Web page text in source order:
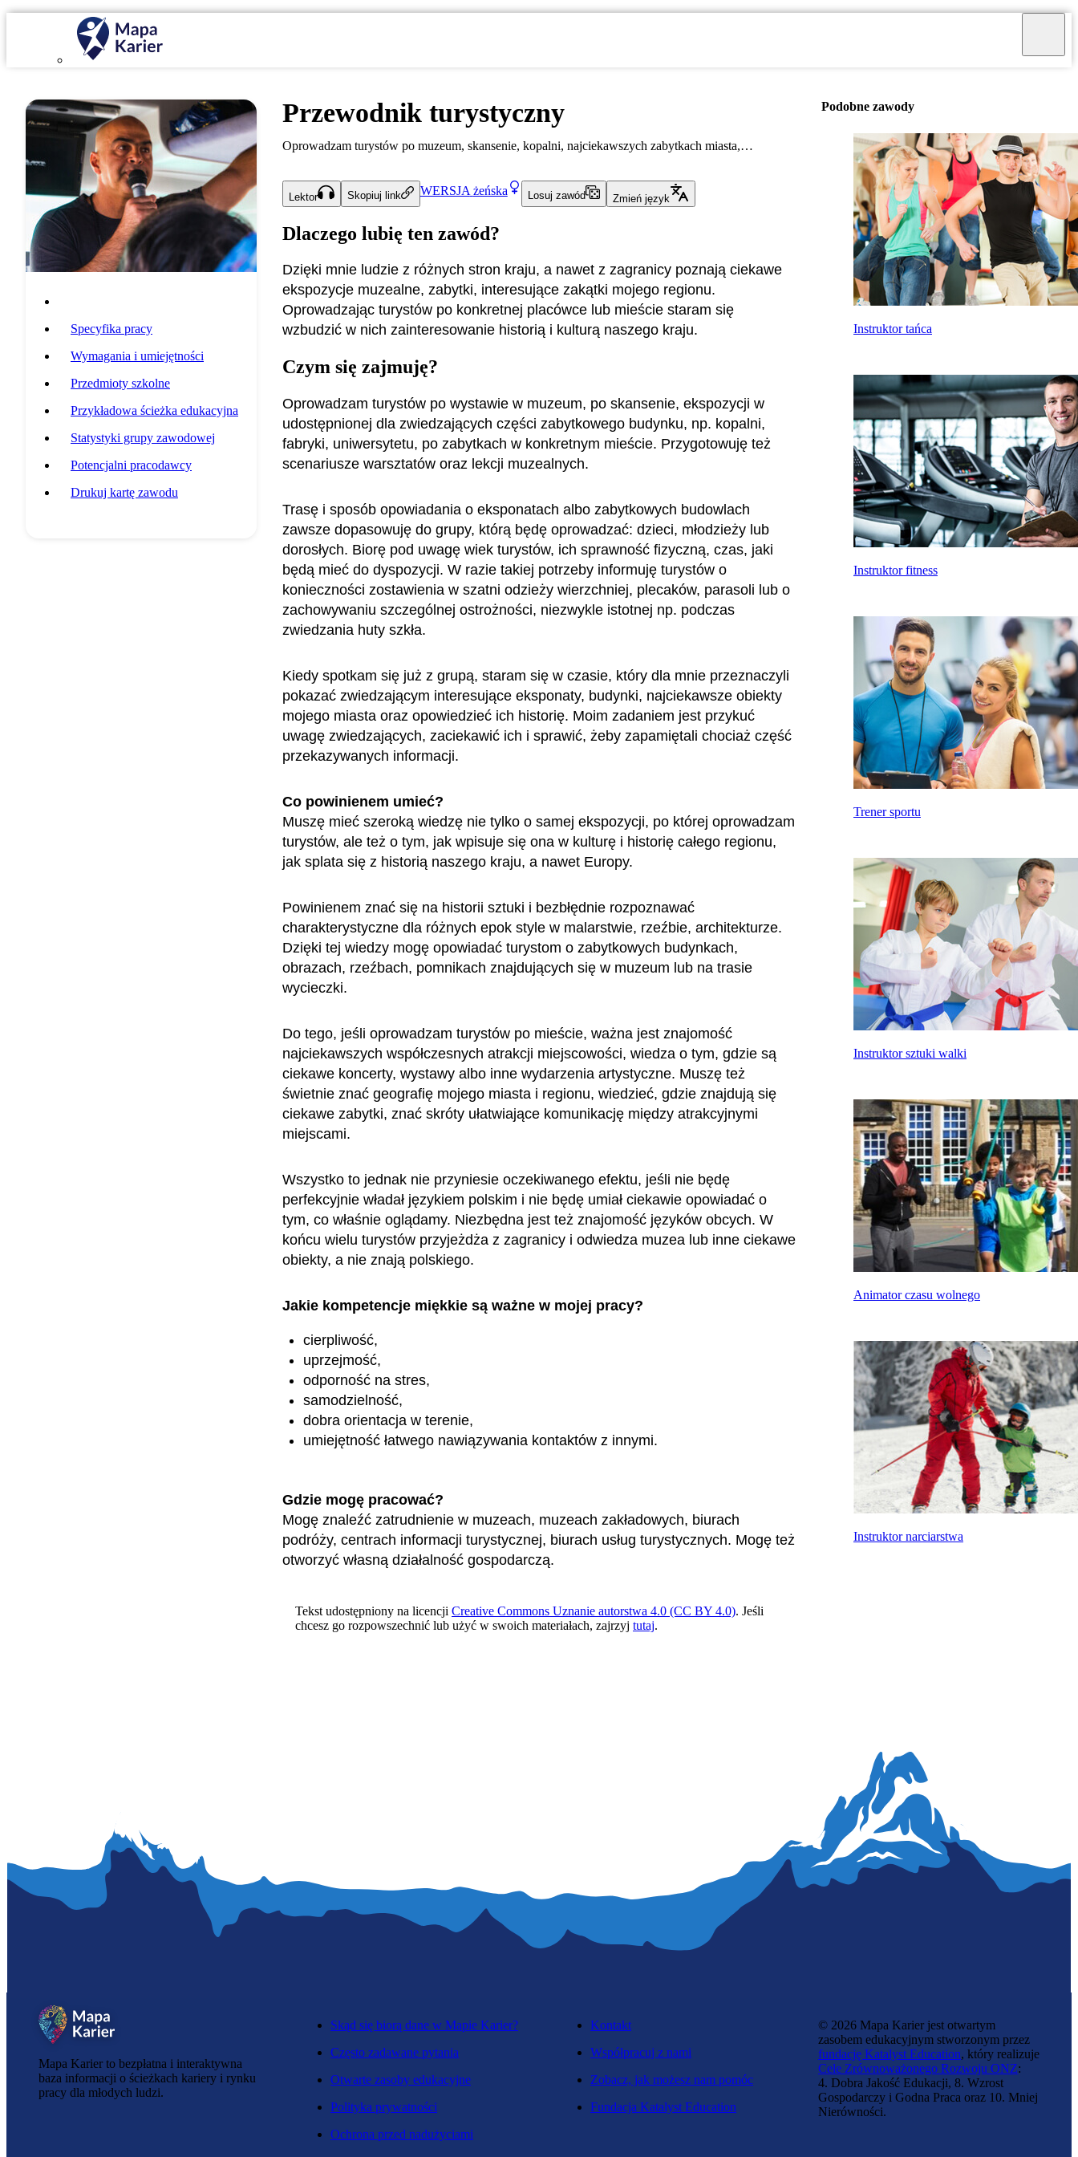
Specyfika pracy
Wymagania i umiejętności
Przedmioty szkolne
Przykładowa ścieżka edukacyjna
Statystyki grupy zawodowej
Potencjalni pracodawcy
Drukuj kartę zawodu
Przewodnik turystyczny
Oprowadzam turystów po muzeum, skansenie, kopalni, najciekawszych zabytkach miasta,…
Lektor Skopiuj link WERSJA żeńska Losuj zawód Zmień język
Dlaczego lubię ten zawód?
Dzięki mnie ludzie z różnych stron kraju, a nawet z zagranicy poznają ciekawe
ekspozycje muzealne, zabytki, interesujące zakątki mojego regionu.
Oprowadzając turystów po konkretnej placówce lub mieście staram się
wzbudzić w nich zainteresowanie historią i kulturą naszego kraju.
Czym się zajmuję?
Oprowadzam turystów po wystawie w muzeum, po skansenie, ekspozycji w
udostępnionej dla zwiedzających części zabytkowego budynku, np. kopalni,
fabryki, uniwersytetu, po zabytkach w konkretnym mieście. Przygotowuję też
scenariusze warsztatów oraz lekcji muzealnych.
Trasę i sposób opowiadania o eksponatach albo zabytkowych budowlach
zawsze dopasowuję do grupy, którą będę oprowadzać: dzieci, młodzieży lub
dorosłych. Biorę pod uwagę wiek turystów, ich sprawność fizyczną, czas, jaki
będą mieć do dyspozycji. W razie takiej potrzeby informuję turystów o
konieczności zostawienia w szatni odzieży wierzchniej, plecaków, parasoli lub o
zachowywaniu szczególnej ostrożności, niezwykle istotnej np. podczas
zwiedzania huty szkła.
Kiedy spotkam się już z grupą, staram się w czasie, który dla mnie przeznaczyli
pokazać zwiedzającym interesujące eksponaty, budynki, najciekawsze obiekty
mojego miasta oraz opowiedzieć ich historię. Moim zadaniem jest przykuć
uwagę zwiedzających, zaciekawić ich i sprawić, żeby zapamiętali chociaż część
przekazywanych informacji.
Co powinienem umieć?
Muszę mieć szeroką wiedzę nie tylko o samej ekspozycji, po której oprowadzam
turystów, ale też o tym, jak wpisuje się ona w kulturę i historię całego regionu,
jak splata się z historią naszego kraju, a nawet Europy.
Powinienem znać się na historii sztuki i bezbłędnie rozpoznawać
charakterystyczne dla różnych epok style w malarstwie, rzeźbie, architekturze.
Dzięki tej wiedzy mogę opowiadać turystom o zabytkowych budynkach,
obrazach, rzeźbach, pomnikach znajdujących się w muzeum lub na trasie
wycieczki.
Do tego, jeśli oprowadzam turystów po mieście, ważna jest znajomość
najciekawszych współczesnych atrakcji miejscowości, wiedza o tym, gdzie są
ciekawe koncerty, wystawy albo inne wydarzenia artystyczne. Muszę też
świetnie znać geografię mojego miasta i regionu, wiedzieć, gdzie znajdują się
ciekawe zabytki, znać skróty ułatwiające komunikację między atrakcyjnymi
miejscami.
Wszystko to jednak nie przyniesie oczekiwanego efektu, jeśli nie będę
perfekcyjnie władał językiem polskim i nie będę umiał ciekawie opowiadać o
tym, co właśnie oglądamy. Niezbędna jest też znajomość języków obcych. W
końcu wielu turystów przyjeżdża z zagranicy i odwiedza muzea lub inne ciekawe
obiekty, a nie znają polskiego.
Jakie kompetencje miękkie są ważne w mojej pracy?
cierpliwość,
uprzejmość,
odporność na stres,
samodzielność,
dobra orientacja w terenie,
umiejętność łatwego nawiązywania kontaktów z innymi.
Gdzie mogę pracować?
Mogę znaleźć zatrudnienie w muzeach, muzeach zakładowych, biurach
podróży, centrach informacji turystycznej, biurach usług turystycznych. Mogę też
otworzyć własną działalność gospodarczą.
Tekst udostępniony na licencji Creative Commons Uznanie autorstwa 4.0 (CC BY 4.0). Jeśli
chcesz go rozpowszechnić lub użyć w swoich materiałach, zajrzyj tutaj.
Podobne zawody
Instruktor tańca
Instruktor fitness
Trener sportu
Instruktor sztuki walki
Animator czasu wolnego
Instruktor narciarstwa
Mapa Karier to bezpłatna i interaktywna
baza informacji o ścieżkach kariery i rynku
pracy dla młodych ludzi.
Skąd się biorą dane w Mapie Karier?
Często zadawane pytania
Otwarte zasoby edukacyjne
Polityka prywatności
Ochrona przed nadużyciami
Kontakt
Współpracuj z nami
Zobacz, jak możesz nam pomóc
Fundacja Katalyst Education
© 2026 Mapa Karier jest otwartym
zasobem edukacyjnym stworzonym przez
fundację Katalyst Education, który realizuje
Cele Zrównoważonego Rozwoju ONZ:
4. Dobra Jakość Edukacji, 8. Wzrost
Gospodarczy i Godna Praca oraz 10. Mniej
Nierówności.